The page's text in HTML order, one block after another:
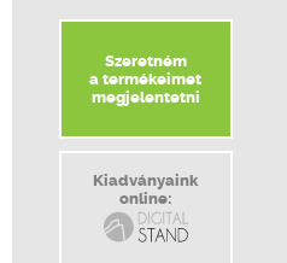
Szeretném
a termékeimet
megjelentetni
Kiadványaink
online: